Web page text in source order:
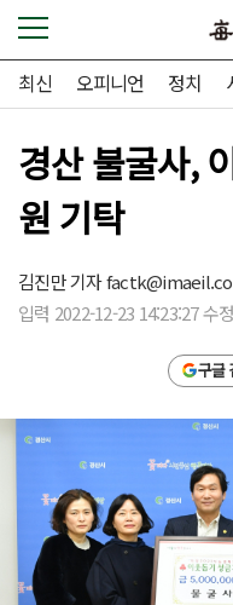
최신 오피니언 정치
경산 불굴사,
원 기탁
김진만 기자
입력 2022-12-23 14:23:27 수
구글